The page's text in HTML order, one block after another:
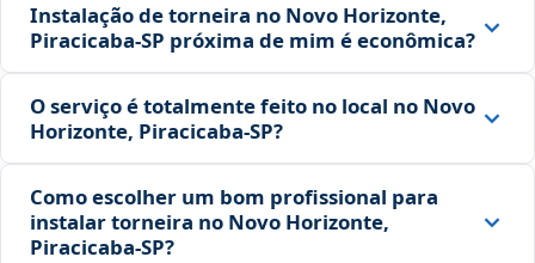
Instalação de torneira no Novo Horizonte,
Piracicaba‑SP próxima de mim é econômica?
O serviço é totalmente feito no local no Novo
Horizonte, Piracicaba‑SP?
Como escolher um bom profissional para
instalar torneira no Novo Horizonte,
Piracicaba‑SP?